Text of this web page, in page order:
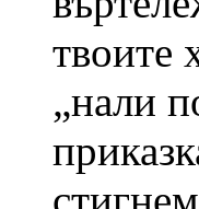
твоите
„нали